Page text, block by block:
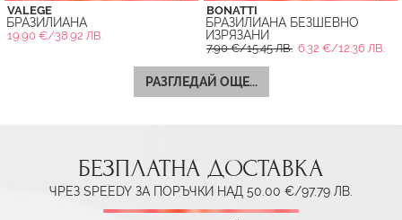
VALEGE
БРАЗИЛИАНА
19.90 €/38.92 ЛВ.
BONATTI
БРАЗИЛИАНА БЕЗШЕВНО
ИЗРЯЗАНИ
7.90 €/15.45 ЛВ. 6.32 €/12.36 ЛВ.
РАЗГЛЕДАЙ ОЩЕ...
БЕЗПЛАТНА ДОСТАВКА
ЧРЕЗ SPEEDY ЗА ПОРЪЧКИ НАД 50.00 €/97.79 ЛВ.